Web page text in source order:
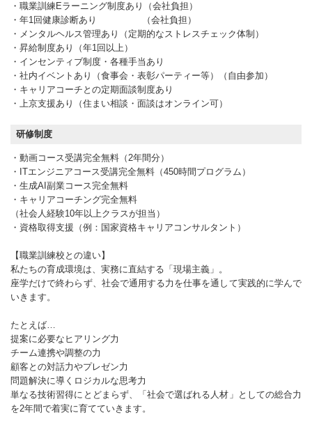
・職業訓練Eラーニング制度あり（会社負担）
・年1回健康診断あり （会社負担）
・メンタルヘルス管理あり（定期的なストレスチェック体制）
・昇給制度あり（年1回以上）
・インセンティブ制度・各種手当あり
・社内イベントあり（食事会・表彰パーティー等）（自由参加）
・キャリアコーチとの定期面談制度あり
・上京支援あり（住まい相談・面談はオンライン可）
研修制度
・動画コース受講完全無料（2年間分）
・ITエンジニアコース受講完全無料（450時間プログラム）
・生成AI副業コース完全無料
・キャリアコーチング完全無料
（社会人経験10年以上クラスが担当）
・資格取得支援（例：国家資格キャリアコンサルタント）
【職業訓練校との違い】
私たちの育成環境は、実務に直結する「現場主義」。
座学だけで終わらず、社会で通用する力を仕事を通して実践的に学んで
いきます。
たとえば…
提案に必要なヒアリング力
チーム連携や調整の力
顧客との対話力やプレゼン力
問題解決に導くロジカルな思考力
単なる技術習得にとどまらず、「社会で選ばれる人材」としての総合力
を2年間で着実に育てていきます。